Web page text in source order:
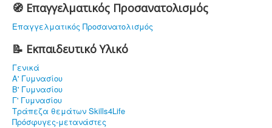
🧭 Επαγγελματικός Προσανατολισμός
Επαγγελματικός Προσανατολισμός
📝 Εκπαιδευτικό Υλικό
Γενικά
Α' Γυμνασίου
Β' Γυμνασίου
Γ' Γυμνασίου
Τράπεζα θεμάτων Skills4Life
Πρόσφυγες-μετανάστες